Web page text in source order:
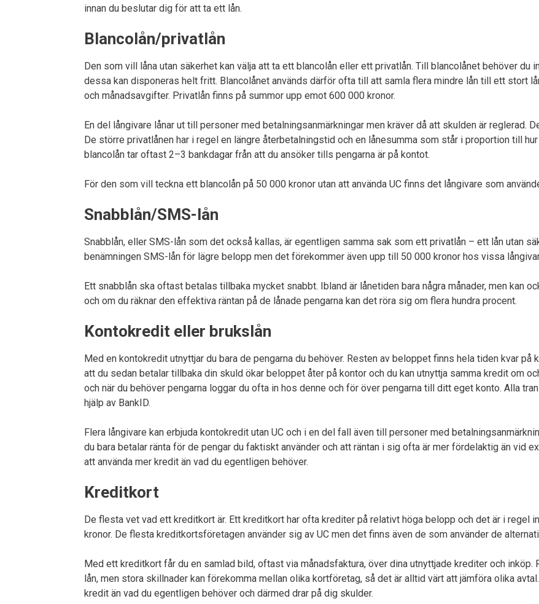
innan du beslutar dig för att ta ett lån.
Blancolån/privatlån
Den som vill låna utan säkerhet kan välja att ta ett blancolån eller ett privatlån. Till blancolånet behöver du
dessa kan disponeras helt fritt. Blancolånet används därför ofta till att samla flera mindre lån till ett stort
och månadsavgifter. Privatlån finns på summor upp emot 600 000 kronor.
En del långivare lånar ut till personer med betalningsanmärkningar men kräver då att skulden är reglerad.
De större privatlånen har i regel en längre återbetalningstid och en lånesumma som står i proportion till
blancolån tar oftast 2–3 bankdagar från att du ansöker tills pengarna är på kontot.
För den som vill teckna ett blancolån på 50 000 kronor utan att använda UC finns det långivare som
Snabblån/SMS-lån
Snabblån, eller SMS-lån som det också kallas, är egentligen samma sak som ett privatlån – ett lån utan
benämningen SMS-lån för lägre belopp men det förekommer även upp till 50 000 kronor hos vissa
Ett snabblån ska oftast betalas tillbaka mycket snabbt. Ibland är lånetiden bara några månader, men kan
och om du räknar den effektiva räntan på de lånade pengarna kan det röra sig om flera hundra procent.
Kontokredit eller brukslån
Med en kontokredit utnyttjar du bara de pengarna du behöver. Resten av beloppet finns hela tiden kvar
att du sedan betalar tillbaka din skuld ökar beloppet åter på kontor och du kan utnyttja samma kredit om
och när du behöver pengarna loggar du ofta in hos denne och för över pengarna till ditt eget konto. Alla
hjälp av BankID.
Flera långivare kan erbjuda kontokredit utan UC och i en del fall även till personer med
du bara betalar ränta för de pengar du faktiskt använder och att räntan i sig ofta är mer fördelaktig än vid
att använda mer kredit än vad du egentligen behöver.
Kreditkort
De flesta vet vad ett kreditkort är. Ett kreditkort har ofta krediter på relativt höga belopp och det är i regel
kronor. De flesta kreditkortsföretagen använder sig av UC men det finns även de som använder de
Med ett kreditkort får du en samlad bild, oftast via månadsfaktura, över dina utnyttjade krediter och inköp.
lån, men stora skillnader kan förekomma mellan olika kortföretag, så det är alltid värt att jämföra olika
kredit än vad du egentligen behöver och därmed drar på dig skulder.